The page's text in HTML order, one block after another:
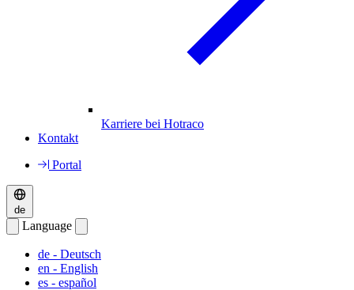
Karriere bei Hotraco
Kontakt
Portal
de
Language
de - Deutsch
en - English
es - español